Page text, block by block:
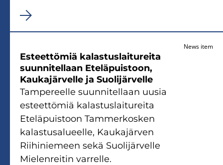
News item
Esteettömiä kalastuslaitureita
suunnitellaan Eteläpuistoon,
Kaukajärvelle ja Suolijärvelle
Tampereelle suunnitellaan uusia
esteettömiä kalastuslaitureita
Eteläpuistoon Tammerkosken
kalastusalueelle, Kaukajärven
Riihiniemeen sekä Suolijärvelle
Mielenreitin varrelle.